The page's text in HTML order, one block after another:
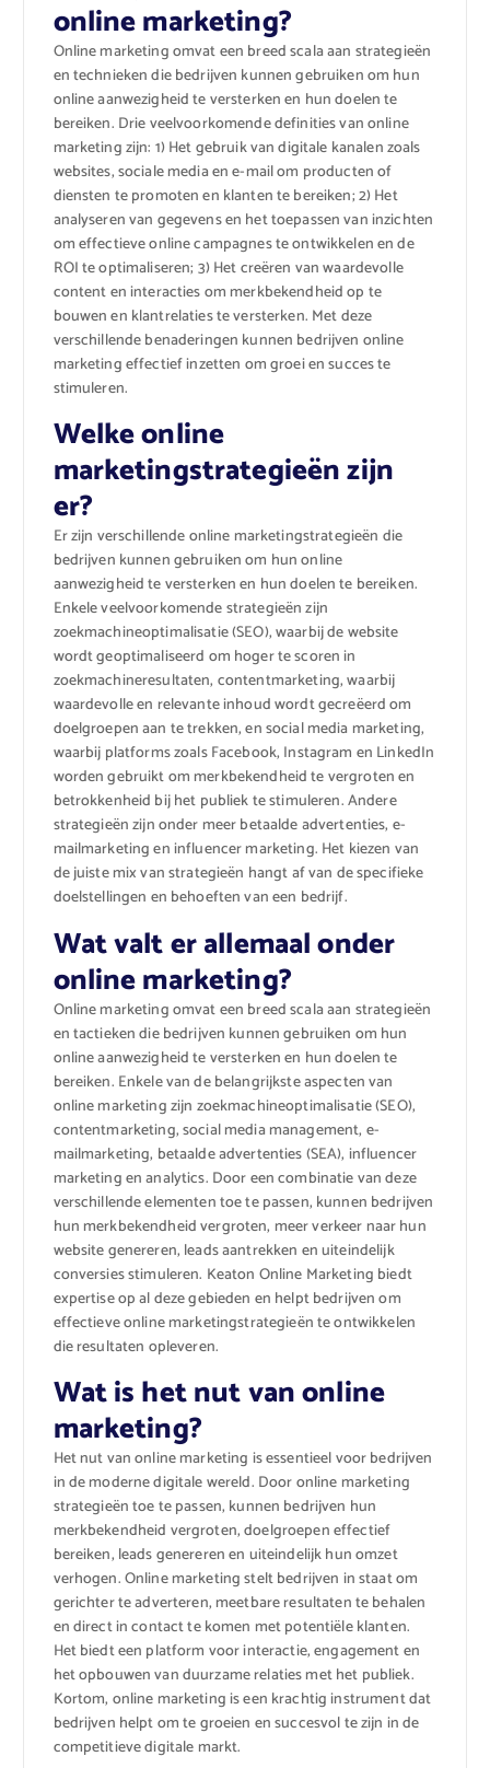
online marketing?
Online marketing omvat een breed scala aan strategieën
en technieken die bedrijven kunnen gebruiken om hun
online aanwezigheid te versterken en hun doelen te
bereiken. Drie veelvoorkomende definities van online
marketing zijn: 1) Het gebruik van digitale kanalen zoals
websites, sociale media en e-mail om producten of
diensten te promoten en klanten te bereiken; 2) Het
analyseren van gegevens en het toepassen van inzichten
om effectieve online campagnes te ontwikkelen en de
ROI te optimaliseren; 3) Het creëren van waardevolle
content en interacties om merkbekendheid op te
bouwen en klantrelaties te versterken. Met deze
verschillende benaderingen kunnen bedrijven online
marketing effectief inzetten om groei en succes te
stimuleren.
Welke online
marketingstrategieën zijn
er?
Er zijn verschillende online marketingstrategieën die
bedrijven kunnen gebruiken om hun online
aanwezigheid te versterken en hun doelen te bereiken.
Enkele veelvoorkomende strategieën zijn
zoekmachineoptimalisatie (SEO), waarbij de website
wordt geoptimaliseerd om hoger te scoren in
zoekmachineresultaten, contentmarketing, waarbij
waardevolle en relevante inhoud wordt gecreëerd om
doelgroepen aan te trekken, en social media marketing,
waarbij platforms zoals Facebook, Instagram en LinkedIn
worden gebruikt om merkbekendheid te vergroten en
betrokkenheid bij het publiek te stimuleren. Andere
strategieën zijn onder meer betaalde advertenties, e-
mailmarketing en influencer marketing. Het kiezen van
de juiste mix van strategieën hangt af van de specifieke
doelstellingen en behoeften van een bedrijf.
Wat valt er allemaal onder
online marketing?
Online marketing omvat een breed scala aan strategieën
en tactieken die bedrijven kunnen gebruiken om hun
online aanwezigheid te versterken en hun doelen te
bereiken. Enkele van de belangrijkste aspecten van
online marketing zijn zoekmachineoptimalisatie (SEO),
contentmarketing, social media management, e-
mailmarketing, betaalde advertenties (SEA), influencer
marketing en analytics. Door een combinatie van deze
verschillende elementen toe te passen, kunnen bedrijven
hun merkbekendheid vergroten, meer verkeer naar hun
website genereren, leads aantrekken en uiteindelijk
conversies stimuleren. Keaton Online Marketing biedt
expertise op al deze gebieden en helpt bedrijven om
effectieve online marketingstrategieën te ontwikkelen
die resultaten opleveren.
Wat is het nut van online
marketing?
Het nut van online marketing is essentieel voor bedrijven
in de moderne digitale wereld. Door online marketing
strategieën toe te passen, kunnen bedrijven hun
merkbekendheid vergroten, doelgroepen effectief
bereiken, leads genereren en uiteindelijk hun omzet
verhogen. Online marketing stelt bedrijven in staat om
gerichter te adverteren, meetbare resultaten te behalen
en direct in contact te komen met potentiële klanten.
Het biedt een platform voor interactie, engagement en
het opbouwen van duurzame relaties met het publiek.
Kortom, online marketing is een krachtig instrument dat
bedrijven helpt om te groeien en succesvol te zijn in de
competitieve digitale markt.